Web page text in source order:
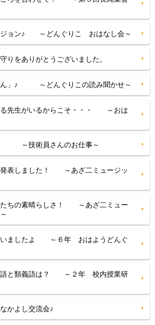
ジョン♪ ～どんぐりこ おはなし会～
りをありがとうございました。
ん」♪ ～どんぐりこの読み聞かせ～
る先生がいるからこそ・・・ ～おは
～技術員さんのお仕事～
発表しました！ ～あざ二ミュージッ
たちの素晴らしさ！ ～あざ二ミュー
いましたよ ～６年 おはようどんぐ
語と類義語は？ ～２年 校内授業研
かよし交流会♪